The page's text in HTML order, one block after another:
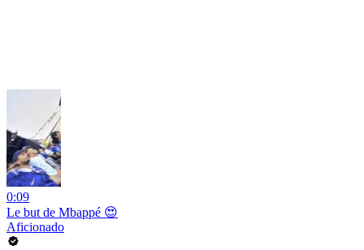
0:09
Le but de Mbappé 😍
Aficionado